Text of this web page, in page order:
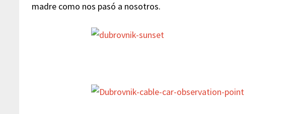
madre como nos pasó a nosotros.